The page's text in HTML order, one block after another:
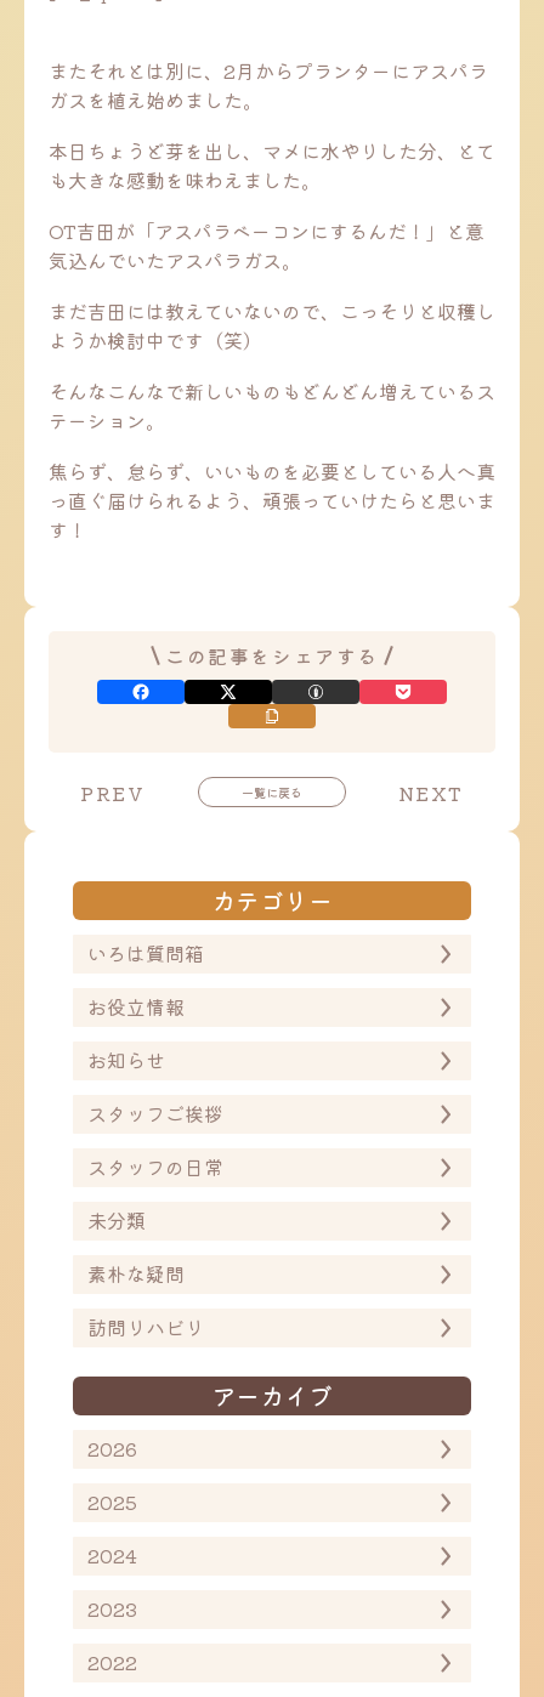
またそれとは別に、2月からプランターにアスパラ
ガスを植え始めました。
本日ちょうど芽を出し、マメに水やりした分、とて
も大きな感動を味わえました。
OT吉田が「アスパラベーコンにするんだ！」と意
気込んでいたアスパラガス。
まだ吉田には教えていないので、こっそりと収穫し
ようか検討中です（笑）
そんなこんなで新しいものもどんどん増えているス
テーション。
焦らず、怠らず、いいものを必要としている人へ真
っ直ぐ届けられるよう、頑張っていけたらと思いま
す！
この記事をシェアする
PREV 一覧に戻る 投
ー
ョ
NEXT
カテゴリー
いろは質問箱
お役立情報
お知らせ
スタッフご挨拶
スタッフの日常
未分類
素朴な疑問
訪問リハビリ
アーカイブ
2026
2025
2024
2023
2022